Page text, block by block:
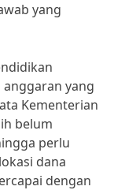
yang
yang
Kementerian
belum
perlu
dana
dengan